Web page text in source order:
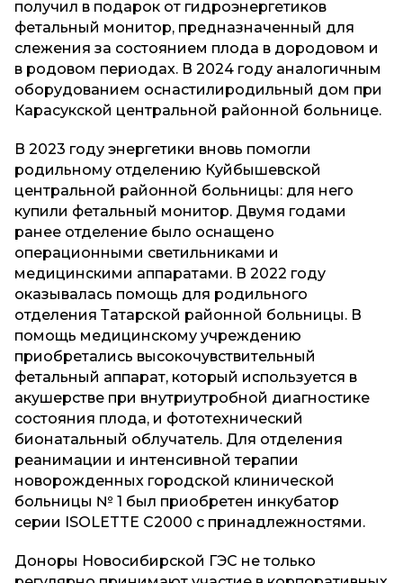
получил в подарок от гидроэнергетиков
фетальный монитор, предназначенный для
слежения за состоянием плода в дородовом и
в родовом периодах. В 2024 году аналогичным
оборудованием оснастилиродильный дом при
Карасукской центральной районной больнице.
В 2023 году энергетики вновь помогли
родильному отделению Куйбышевской
центральной районной больницы: для него
купили фетальный монитор. Двумя годами
ранее отделение было оснащено
операционными светильниками и
медицинскими аппаратами. В 2022 году
оказывалась помощь для родильного
отделения Татарской районной больницы. В
помощь медицинскому учреждению
приобретались высокочувствительный
фетальный аппарат, который используется в
акушерстве при внутриутробной диагностике
состояния плода, и фототехнический
бионатальный облучатель. Для отделения
реанимации и интенсивной терапии
новорожденных городской клинической
больницы № 1 был приобретен инкубатор
серии ISOLETTE C2000 с принадлежностями.
Доноры Новосибирской ГЭС не только